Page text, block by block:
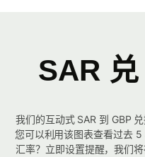
SAR
我们的互动式 SAR 到 GBP
您可以利用该图表查看过去
汇率？立即设置提醒，我们